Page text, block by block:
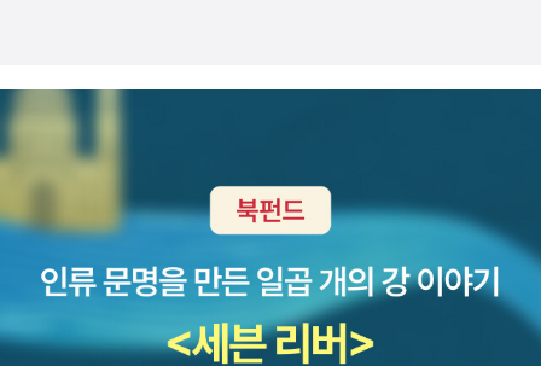
간을 원죄에서 해방시키는 존재, 그가 바로 '하느님의 아들' 그리스도
어나게 하고 십자가에서 죽게 했다. 그런 의미에서 그리스도는 속죄
물인 것이다. _ 엔도 슈사쿠, <그리스도의 탄생> , p153 생명을 살리
는 것과 믿음을 저버리는 양 갈래 길은 로드리고에게 '예수'와 '그리스
도' 중 어느 길을 택하는가와 마찬가지의 질문이었다. 이렇게 본다면,
로드리고의 고민이 생각보다 가볍게도 보이는 것도 사실이다. 그렇지
만, 끝이 아니다. 선택을 위해 이번에는 로드리고 개인의 문제로 내려
일본교회를 배경으로 신앙(神仰)의 문제를 깊이 있게 분석한다. 선
교를 둘러싼 기존 사회와의 갈등과 신앙문제를 다루는 작품 속에서
한국 가톨릭 교회역시 19세기 박해시대를 거치면서 많은 순교자들을
배출했기에, <침묵>은 보다 의미있게 다가온다. 로드리고 신부의 인
간적인 고민과 함께 1791년 신해박해(辛亥迫害)를 생각하게 된다.
윤지충(尹持忠) 바오로와 권상연(權尙然) 야고보 등이 제사를 거
부하고 부모의 신주를 불태우며 4대 박해로 이어지는 한국 가톨릭교
회 순교사 속에서 북경교회에서 교리(敎理) 해석을 좀 더 유연하게
했으면 어땠을까. <천주실의 天主實義>의 저자 마테오 리치(Matt
하지 않은 인물도 있지만, 결론 부분에 세상의 모든 사람은 유색인이
기준으로 보면 이 책은 거친 스테인드글라스다. 영국의 주류 연극계
에 진입한 동성애자 엠마의 작품을 초연하고 뒤풀이 파티에 참석하는
그룹과, 잉글랜드 북부에서 큰 농장을 경영하다 이제 호호 할머니가
된 해티의 핏줄을 나누어 가진 그룹. 읽어보시라. 작가와 코드가 맞기
만 하면 처음 시작부터 끝날 때까지 어떻게 이렇게 삶의 곤고함을 경
쾌하게 넘어서는 여성들의 모습을 그릴 수 있었을지 감탄하게 될 것
들어 준다며 일괄적으로 1원을 더 보태준 것이다. 그래서 나의 끝자리
는 또 다시 1이 된 채 수년이 흘렀는데.....직원과 통화하는 김에 그 이
야길 했다. 1원을 빼주던가, 아님 내가 9원을 보탤 수 있게 해달라~현
재 내 적립금은 6,401원인데, 직원은 이번 사건이 미안하니 다음 날
599원을 넣어준다고 했다. 추가요금이 좋은 게 아니라 1원을 없앨
수 있어서 나이스! 했다. 어제는 공사가 다망하여서 미처 확인을 못했
고 좀 전에 계정을 확인했는데 알라딘은 센스 없게 600원을 넣어줬
어. 다시 끝자리가 1이야, 버럭!!! 오늘은 엄니를 모시고 '사일런스'를
보았다. 2시간 40분의 압박이 무척 힘들었지만 영화는 생각할 거리